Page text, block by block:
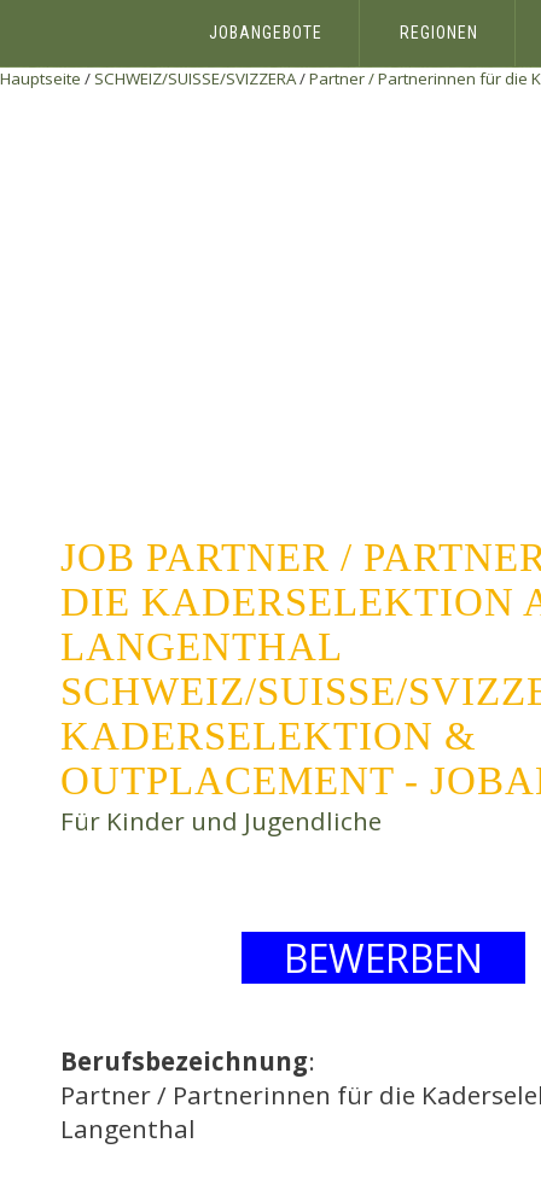
JOBANGEBOTE REGIONEN
Hauptseite / SCHWEIZ/SUISSE/SVIZZERA/Partner / Partnerinnen für die
JOB PARTNER /
DIE KADERSELEKTION
LANGENTHAL
SCHWEIZ/SUISSE/
KADERSELEKTION &
OUTPLACEMENT -
Für Kinder und Jugendliche
BEWERBEN
Berufsbezeichnung:
Partner / Partnerinnen für die
Langenthal